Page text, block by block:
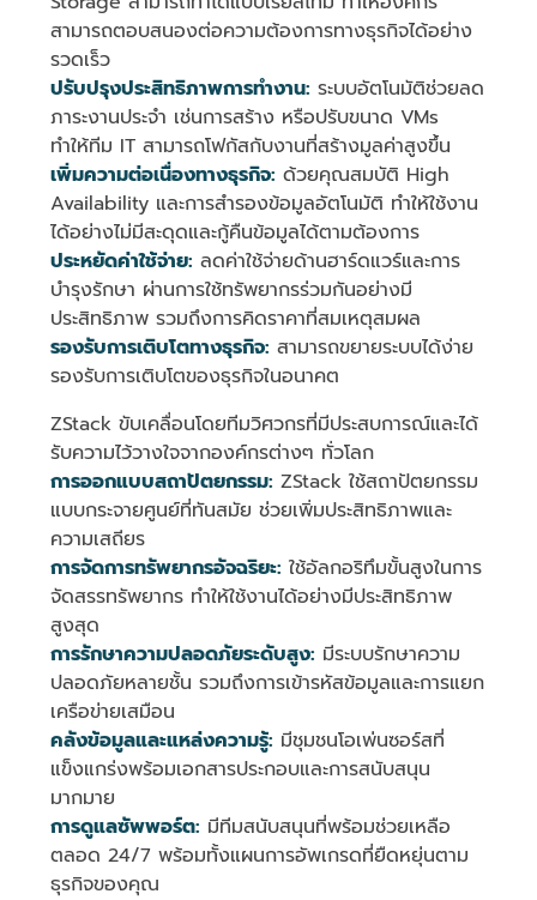
สามารถตอบสนองต่อความต้องการทางธุรกิจได้อย่าง
รวดเร็ว
ปรับปรุงประสิทธิภาพการทำงาน: ระบบอัตโนมัติช่วยลด
ภาระงานประจำ เช่นการสร้าง หรือปรับขนาด VMs
ทำให้ทีม IT สามารถโฟกัสกับงานที่สร้างมูลค่าสูงขึ้น
เพิ่มความต่อเนื่องทางธุรกิจ: ด้วยคุณสมบัติ High
Availability และการสำรองข้อมูลอัตโนมัติ ทำให้ใช้งาน
ได้อย่างไม่มีสะดุดและกู้คืนข้อมูลได้ตามต้องการ
ประหยัดค่าใช้จ่าย: ลดค่าใช้จ่ายด้านฮาร์ดแวร์และการ
บำรุงรักษา ผ่านการใช้ทรัพยากรร่วมกันอย่างมี
ประสิทธิภาพ รวมถึงการคิดราคาที่สมเหตุสมผล
รองรับการเติบโตทางธุรกิจ: สามารถขยายระบบได้ง่าย
รองรับการเติบโตของธุรกิจในอนาคต
ZStack ขับเคลื่อนโดยทีมวิศวกรที่มีประสบการณ์และได้
รับความไว้วางใจจากองค์กรต่างๆ ทั่วโลก
การออกแบบสถาปัตยกรรม: ZStack ใช้สถาปัตยกรรม
แบบกระจายศูนย์ที่ทันสมัย ช่วยเพิ่มประสิทธิภาพและ
ความเสถียร
การจัดการทรัพยากรอัจฉริยะ: ใช้อัลกอริทึมขั้นสูงในการ
จัดสรรทรัพยากร ทำให้ใช้งานได้อย่างมีประสิทธิภาพ
สูงสุด
การรักษาความปลอดภัยระดับสูง: มีระบบรักษาความ
ปลอดภัยหลายชั้น รวมถึงการเข้ารหัสข้อมูลและการแยก
เครือข่ายเสมือน
คลังข้อมูลและแหล่งความรู้: มีชุมชนโอเพ่นซอร์สที่
แข็งแกร่งพร้อมเอกสารประกอบและการสนับสนุน
มากมาย
การดูแลซัพพอร์ต: มีทีมสนับสนุนที่พร้อมช่วยเหลือ
ตลอด 24/7 พร้อมทั้งแผนการอัพเกรดที่ยืดหยุ่นตาม
ธุรกิจของคุณ